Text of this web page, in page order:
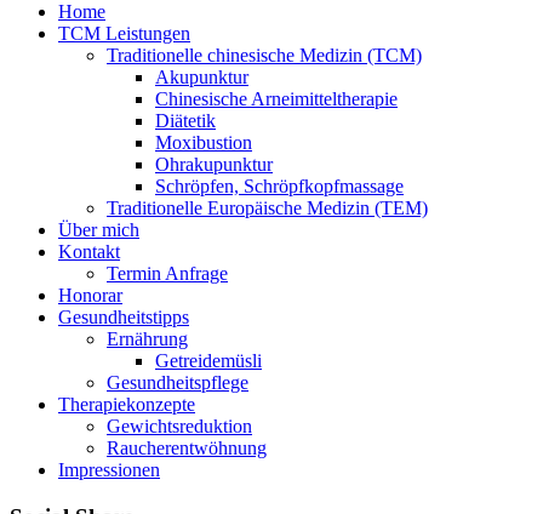
Home
TCM Leistungen
Traditionelle chinesische Medizin (TCM)
Akupunktur
Chinesische Arneimitteltherapie
Diätetik
Moxibustion
Ohrakupunktur
Schröpfen, Schröpfkopfmassage
Traditionelle Europäische Medizin (TEM)
Über mich
Kontakt
Termin Anfrage
Honorar
Gesundheitstipps
Ernährung
Getreidemüsli
Gesundheitspflege
Therapiekonzepte
Gewichtsreduktion
Raucherentwöhnung
Impressionen